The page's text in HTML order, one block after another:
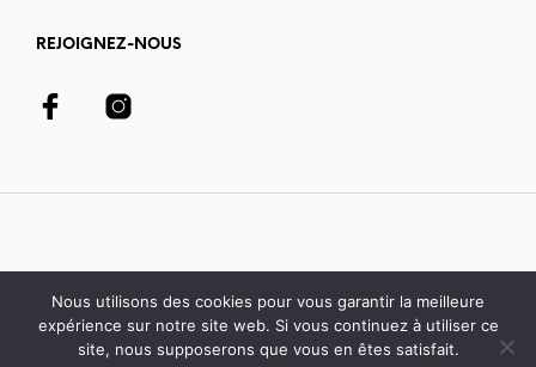
REJOIGNEZ-NOUS
© 2020-21 Librairie Colbert | développé avec parDigisoft
Nous utilisons des cookies pour vous garantir la meilleure
expérience sur notre site web. Si vous continuez à utiliser ce
site, nous supposerons que vous en êtes satisfait.